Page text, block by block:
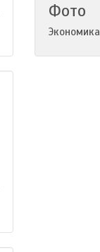
Фото
Экономика